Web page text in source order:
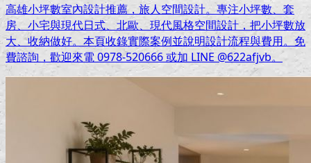
高雄小坪數室內設計推薦，旅人空間設計。專注小坪數、套
房、小宅與現代日式、北歐、現代風格空間設計，把小坪數放
大、收納做好。本頁收錄實際案例並說明設計流程與費用。免
費諮詢，歡迎來電 0978-520666 或加 LINE @622afjvb。